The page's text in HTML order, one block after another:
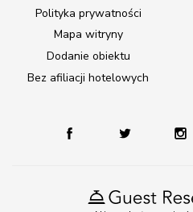
Polityka prywatności
Mapa witryny
Dodanie obiektu
Bez afiliacji hotelowych